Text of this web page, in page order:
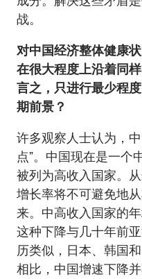
战。
对中国经济整体健康
在很大程度上沿着同
言之，只进行最少程
期前景？
许多观察人士认为，
点”。中国现在是一个
被列为高收入国家。
增长率将不可避免地
来。中高收入国家的年
这种下降与几十年前
历类似，日本、韩国
相比，中国增速下降